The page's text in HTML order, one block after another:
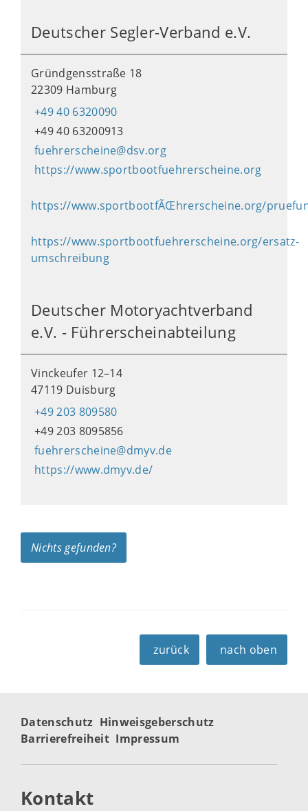
Deutscher Segler-Verband e.V.
Gründgensstraße 18
22309 Hamburg
+49 40 6320090
+49 40 63200913
fuehrerscheine@dsv.org
https://www.sportbootfuehrerscheine.org
https://www.sportbootfÃŒhrerscheine.org/
https://www.sportbootfuehrerscheine.org/ersatz-
umschreibung
Deutscher Motoryachtverband
e.V. - Führerscheinabteilung
Vinckeufer 12–14
47119 Duisburg
+49 203 809580
+49 203 8095856
fuehrerscheine@dmyv.de
https://www.dmyv.de/
Nichts gefunden?
zurück nach oben
Datenschutz Hinweisgeberschutz
Barrierefreiheit Impressum
Kontakt